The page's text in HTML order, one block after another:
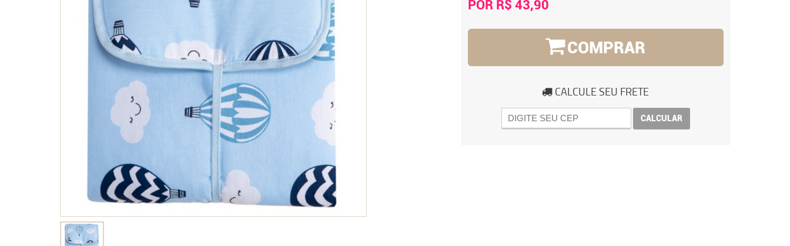
POR R$ 43,90
COMPRAR
CALCULE SEU FRETE
CALCULAR